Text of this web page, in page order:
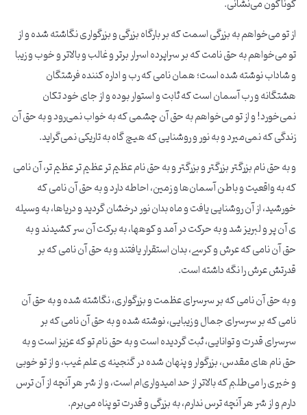
گوناگون می‌نشانی.
از تو می‌خواهم به بزرگی اسمت که بر بارگاه بزرگی و بزرگواری نگاشته شده و از
تو می‌خواهم به حق نامت که بر سراپرده اسرار برتر و غالب و بالاتر و خوب و زیبا
و شاداب نوشته شده است؛ همان نامی که رب و اداره کننده فرشتگان
هشتگانه و رب آسمان است که ثابت و استوار بوده و از جای خود تکان
نمی‌خورد! و از تو می‌خواهم به حق آن چشمی که به خواب نمی‌رود و به حق آن
زندگی که نمی‌میرد و به نور و روشنایی که هیچ گاه به تاریکی نمی‌گراید.
و به حق نام بزرگتر بزرگتر و بزرگتر و به حق نام عظیم تر عظیم تر عظیم تر، آن نامی
که به واقعیت و باطن آسمان‌ها و زمین، احاطه دارد و به حق آن نامی که
خورشید، از آن روشنایی یافت و ماه بدان نور درخشان گردید و دریاها، به وسیله
ی آن پر و لبریز شد و به حرکت در آمد و کوهها، به برکت آن سر کشیدند و به
حق آن نامی که عرش و کرسی، بدان استقرار یافتند و به حق آن نامی که بر
قدرتش عرش را نگه داشته است.
و به حق آن نامی که بر سرسرای عظمت و بزرگواری، نگاشته شده و به حق آن
نامی که بر سرسرای جمال و زیبایی، نوشته شده و به حق آن نامی که بر
سرسرای قدرت و توانایی، ثبت گردیده است و به حق نام تو که عزیز است و به
حق نام های مقدس، بزرگوار و پنهان شده در گنجینه ی علم غیب، و از تو خوبی
و خیری را می‌طلبم که بالاتر از حد امیدواری‌ام است، و از شر هر آنچه از آن ترس
دارم و از شر هر آنچه ترس ندارم، به بزرگی و قدرت تو پناه می‌برم.